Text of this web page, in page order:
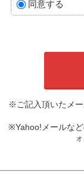
同意する
※ご記入頂いたメ
※Yahoo!メールな